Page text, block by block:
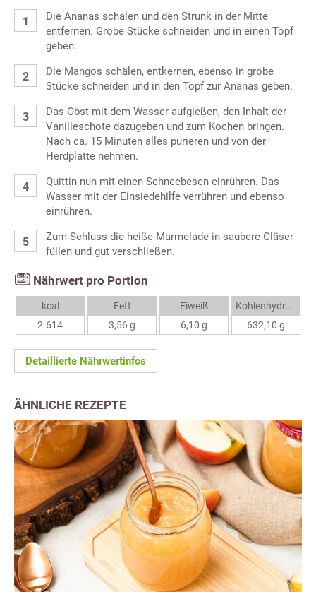
Die Ananas schälen und den Strunk in der Mitte
entfernen. Grobe Stücke schneiden und in einen Topf
geben.
Die Mangos schälen, entkernen, ebenso in grobe
Stücke schneiden und in den Topf zur Ananas geben.
Das Obst mit dem Wasser aufgießen, den Inhalt der
Vanilleschote dazugeben und zum Kochen bringen.
Nach ca. 15 Minuten alles pürieren und von der
Herdplatte nehmen.
Quittin nun mit einen Schneebesen einrühren. Das
Wasser mit der Einsiedehilfe verrühren und ebenso
einrühren.
Zum Schluss die heiße Marmelade in saubere Gläser
füllen und gut verschließen.
Nährwert pro Portion
kcal
2.614
Fett
3,56 g
Eiweiß
6,10 g
Kohlenhydrate
632,10 g
Detaillierte Nährwertinfos
ÄHNLICHE REZEPTE